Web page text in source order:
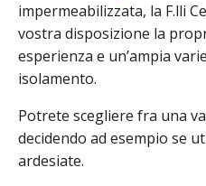
impermeabilizzata, la F.lli
vostra disposizione la
esperienza e un’ampia
isolamento.
Potrete scegliere fra una
decidendo ad esempio se
ardesiate.